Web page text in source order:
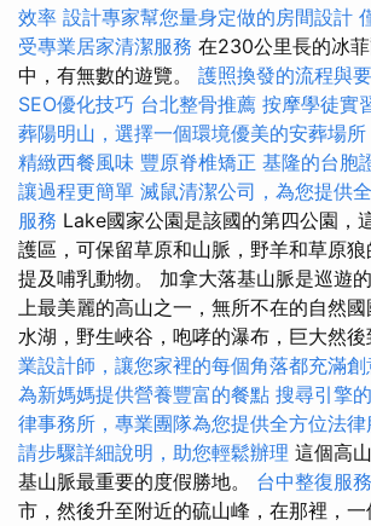
效率 設計專家幫您量身定做的房間設計
受專業居家清潔服務 在230公里長的冰
中，有無數的遊覽。 護照換發的流程與
SEO優化技巧 台北整骨推薦 按摩學徒實
葬陽明山，選擇一個環境優美的安葬場所
精緻西餐風味 豐原脊椎矯正 基隆的台胞
讓過程更簡單 滅鼠清潔公司，為您提供
服務 Lake國家公園是該國的第四公園，
護區，可保留草原和山脈，野羊和草原
提及哺乳動物。 加拿大落基山脈是巡遊
上最美麗的高山之一，無所不在的自然
水湖，野生峽谷，咆哮的瀑布，巨大然後
業設計師，讓您家裡的每個角落都充滿創
為新媽媽提供營養豐富的餐點 搜尋引擎
律事務所，專業團隊為您提供全方位法律
請步驟詳細說明，助您輕鬆辦理 這個高
基山脈最重要的度假勝地。 台中整復服
市，然後升至附近的硫山峰，在那裡，